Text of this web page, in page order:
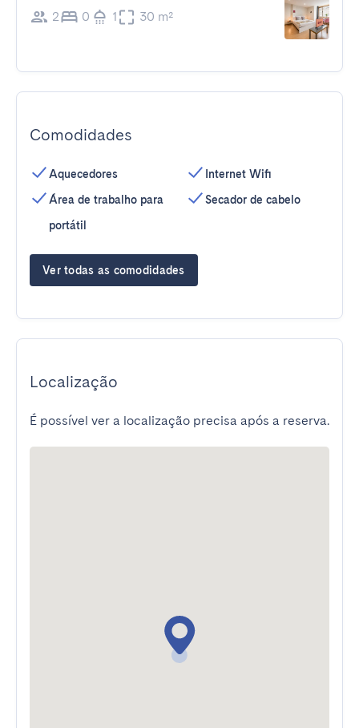
2 0 1 30 m²
Comodidades
Aquecedores
Área de trabalho para
portátil
Internet Wifi
Secador de cabelo
Ver todas as comodidades
Localização
É possível ver a localização precisa após a reserva.